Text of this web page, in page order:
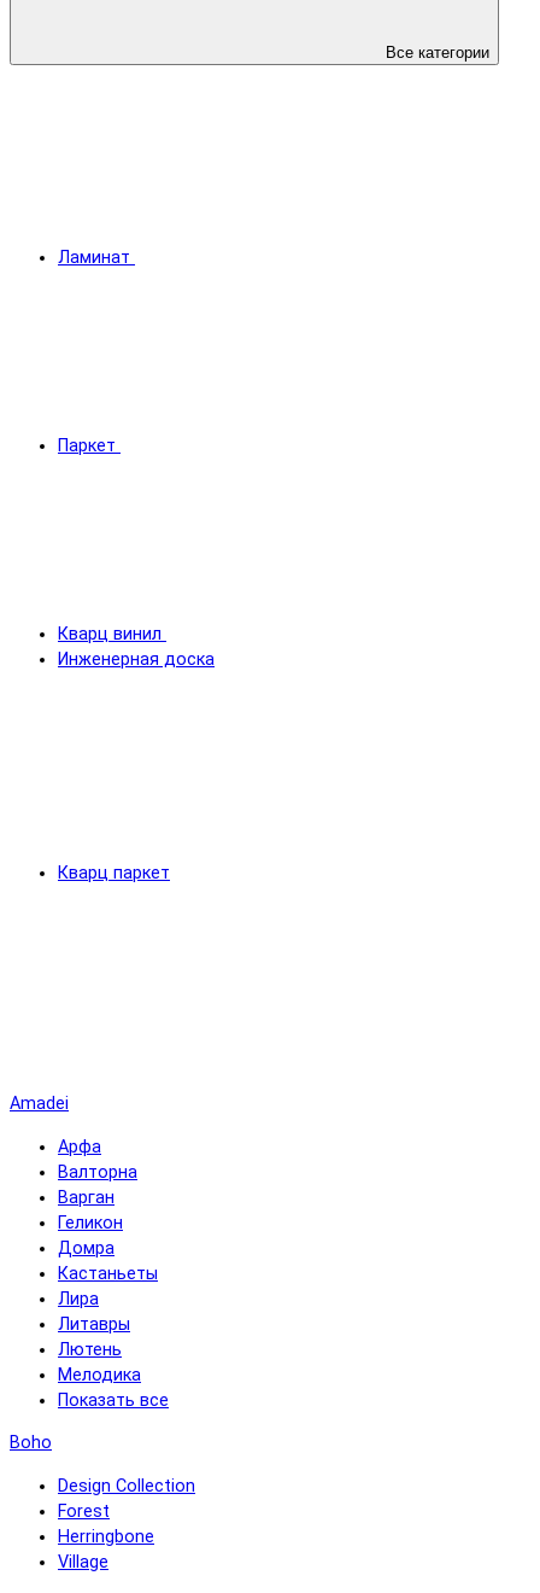
Все категории
Ламинат
Паркет
Кварц винил
Инженерная доска
Кварц паркет
Amadei
Арфа
Валторна
Варган
Геликон
Домра
Кастаньеты
Лира
Литавры
Лютень
Мелодика
Показать все
Boho
Design Collection
Forest
Herringbone
Village